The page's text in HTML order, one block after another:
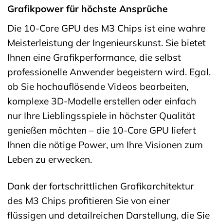
Grafikpower für höchste Ansprüche
Die 10-Core GPU des M3 Chips ist eine wahre
Meisterleistung der Ingenieurskunst. Sie bietet
Ihnen eine Grafikperformance, die selbst
professionelle Anwender begeistern wird. Egal,
ob Sie hochauflösende Videos bearbeiten,
komplexe 3D-Modelle erstellen oder einfach
nur Ihre Lieblingsspiele in höchster Qualität
genießen möchten – die 10-Core GPU liefert
Ihnen die nötige Power, um Ihre Visionen zum
Leben zu erwecken.
Dank der fortschrittlichen Grafikarchitektur
des M3 Chips profitieren Sie von einer
flüssigen und detailreichen Darstellung, die Sie